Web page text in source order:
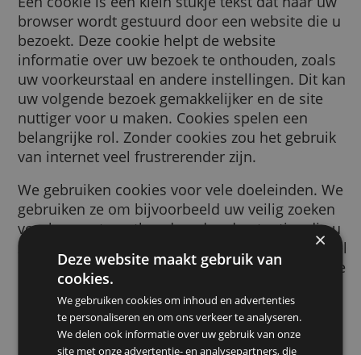
Een cookie is een klein stukje tekst dat naar
browser wordt gestuurd door een website
bezoekt. Deze cookie helpt de website
informatie over uw bezoek te onthouden,
uw voorkeurstaal en andere instellingen.
uw volgende bezoek gemakkelijker en de
belangrijke rol. Zonder cookies zou het
van internet veel frustrerender zijn.
We gebruiken cookies voor vele
gebruiken ze om bijvoorbeeld uw veilig
voorkeuren te onthouden, de advertenties
ziet relevanter voor u te maken, te tellen
bezoekers we op een pagina ontvangen,
Deze website maakt gebruik van